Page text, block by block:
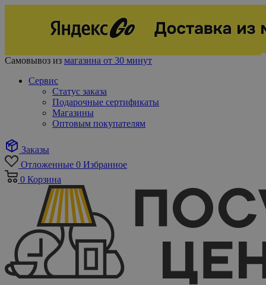
Самовывоз из магазина от 30 минут
Сервис
Статус заказа
Подарочные сертификаты
Магазины
Оптовым покупателям
Заказы
Отложенные 0 Избранное
0 Корзина